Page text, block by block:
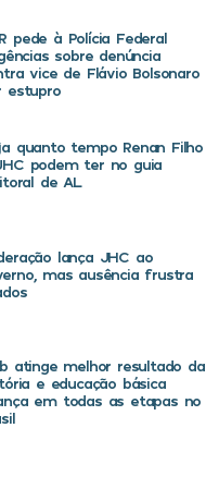
pede à Polícia Federal
sobre denúncia
vice de Flávio Bolsonaro
estupro
quanto tempo Renan Filho
podem ter no guia
de AL
lança JHC ao
mas ausência frustra
atinge melhor resultado da
e educação básica
em todas as etapas no